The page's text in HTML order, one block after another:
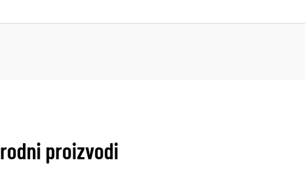
proizvodi